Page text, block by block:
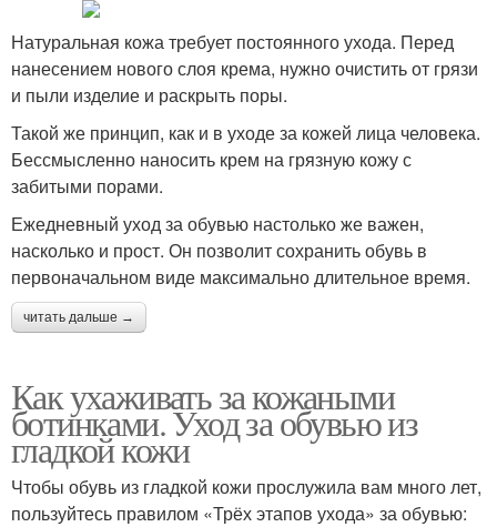
Натуральная кожа требует постоянного ухода. Перед
нанесением нового слоя крема, нужно очистить от грязи
и пыли изделие и раскрыть поры.
Такой же принцип, как и в уходе за кожей лица человека.
Бессмысленно наносить крем на грязную кожу с
забитыми порами.
Ежедневный уход за обувью настолько же важен,
насколько и прост. Он позволит сохранить обувь в
первоначальном виде максимально длительное время.
читать дальше →
Как ухаживать за кожаными
ботинками. Уход за обувью из
гладкой кожи
Чтобы обувь из гладкой кожи прослужила вам много лет,
пользуйтесь правилом «Трёх этапов ухода» за обувью: